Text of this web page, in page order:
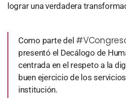
lograr una verdadera
Como parte del
presentó el Decálogo de
centrada en el respeto a la
buen ejercicio de los
institución.